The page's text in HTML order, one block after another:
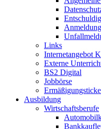
Links
Internetangebot
Externe
BS2 Digital
Jobbörse
Ausbildung
Wirtschaftsberufe